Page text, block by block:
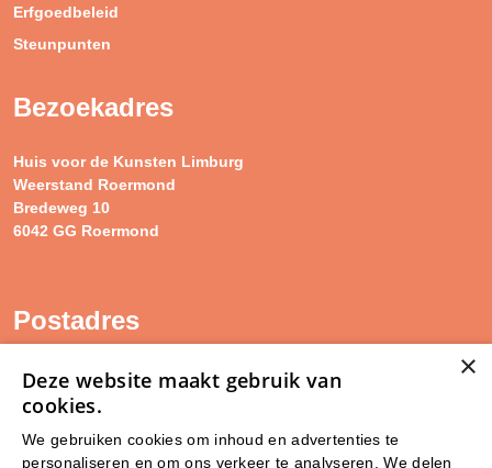
Erfgoedbeleid
Steunpunten
Bezoekadres
Huis voor de Kunsten Limburg
Weerstand Roermond
Bredeweg 10
6042 GG Roermond
Postadres
SAM Limburg
Postbus 203
×
Deze website maakt gebruik van
cookies.
We gebruiken cookies om inhoud en advertenties te
personaliseren en om ons verkeer te analyseren. We delen